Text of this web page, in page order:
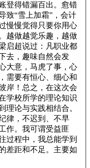
登得错漏百出。愈错
致“雪上加霜”，会计
慢慢觉得只要你用心
越做越觉乐趣，越做
启超说过：凡职业都
去，趣味自然会发
大意，马虎了事，心
需要有恒心、细心和
岸！总之，在这次会
学校所学的理论知识
理论与实践相结合。
律，不迟到、不早
作。我可谓受益匪
过程中，我总能学到
差距和不足。主要如